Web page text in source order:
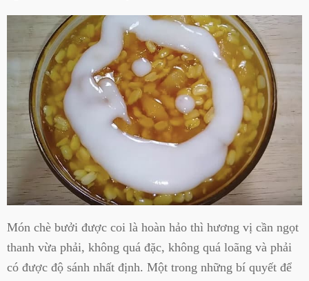
Món chè bưởi được coi là hoàn hảo thì hương vị cần ngọt
thanh vừa phải, không quá đặc, không quá loãng và phải
có được độ sánh nhất định. Một trong những bí quyết để